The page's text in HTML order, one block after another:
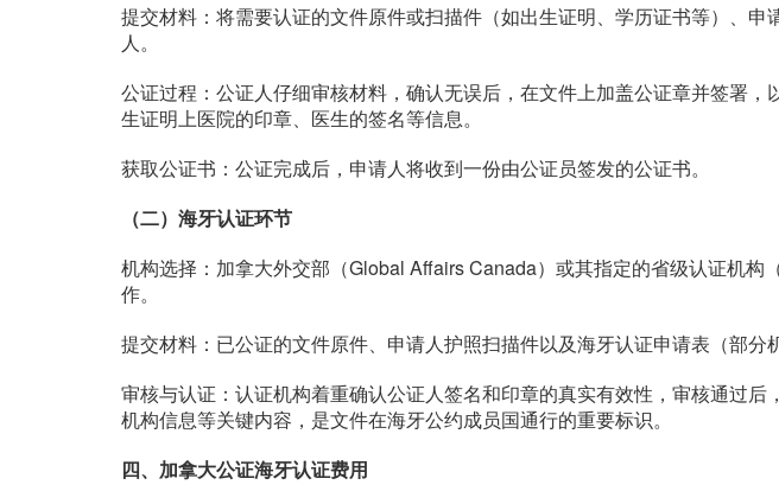
提交材料：将需要认证的文件原件或扫描件（如出生证明、学历证书等）、
人。
公证过程：公证人仔细审核材料，确认无误后，在文件上加盖公证章并签署
生证明上医院的印章、医生的签名等信息。
获取公证书：公证完成后，申请人将收到一份由公证员签发的公证书。
（二）海牙认证环节
机构选择：加拿大外交部（Global Affairs Canada）或其指定的省级认证机
作。
提交材料：已公证的文件原件、申请人护照扫描件以及海牙认证申请表（部分
审核与认证：认证机构着重确认公证人签名和印章的真实有效性，审核通过
机构信息等关键内容，是文件在海牙公约成员国通行的重要标识。
四、加拿大公证海牙认证费用